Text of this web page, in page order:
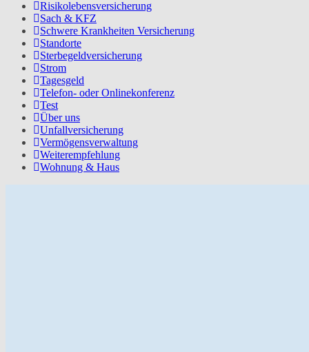
Risikolebensversicherung
Sach & KFZ
Schwere Krankheiten Versicherung
Standorte
Sterbegeldversicherung
Strom
Tagesgeld
Telefon- oder Onlinekonferenz
Test
Über uns
Unfallversicherung
Vermögensverwaltung
Weiterempfehlung
Wohnung & Haus